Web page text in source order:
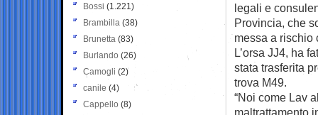
legali e
Provincia, che
messa a rischio
L’orsa JJ4, ha
stata trasferita
trova M49.
“Noi come Lav
maltrattamento
Bossi (1.221)
Brambilla (38)
Brunetta (83)
Burlando (26)
Camogli (2)
canile (4)
Cappello (8)